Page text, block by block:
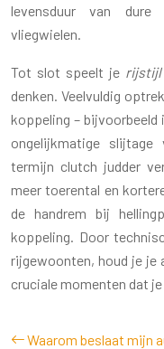
levensduur van dure
vliegwielen.
Tot slot speelt je rijstijl
denken. Veelvuldig
koppeling –
ongelijkmatige
termijn clutch judder
meer toerental en
de handrem bij
koppeling. Door
rijgewoonten, houd je
cruciale momenten dat
Waarom beslaat mijn